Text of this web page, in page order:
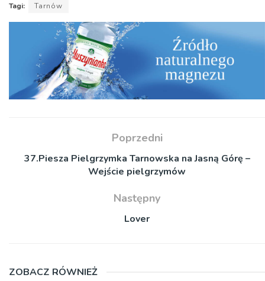
Tagi: Tarnów
Poprzedni
37.Piesza Pielgrzymka Tarnowska na Jasną Górę –
Wejście pielgrzymów
Następny
Lover
ZOBACZ RÓWNIEŻ